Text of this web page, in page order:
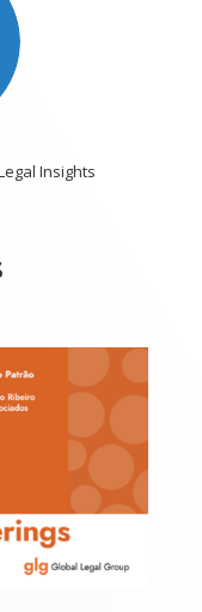
Insights